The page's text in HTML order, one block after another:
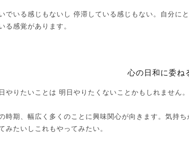
でいる感じもないし 停滞している感じもない。自分に
る感覚があります。
心の日和に委ね
やりたいことは 明日やりたくないことかもしれません。
時期、幅広く多くのことに興味関心が向きます。気持
みたいしこれもやってみたい。